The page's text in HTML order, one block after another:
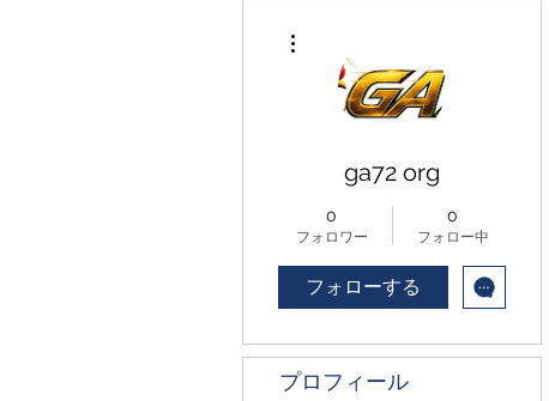
ga72 org
0
フォロワー
0
フォロー中
フォローする
プロフィール